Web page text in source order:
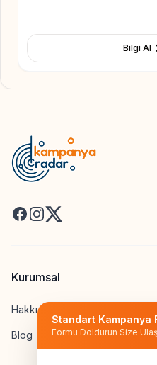
Bilgi Al
Standart Kampanya
Formu Doldurun Size
Facebook
Instagram
X
Kurumsal
Hakkımızda
Blog